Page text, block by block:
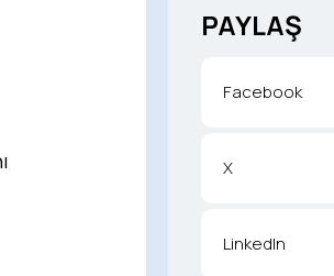
PAYLAŞ
Facebook
X
LinkedIn